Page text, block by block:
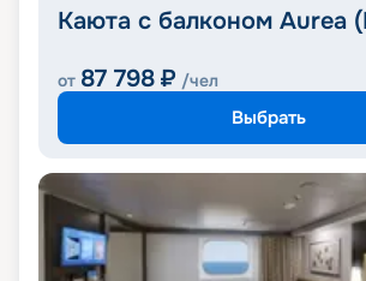
Каюта с балконом Aurea
от 87 798 ₽ /чел
Выбрать